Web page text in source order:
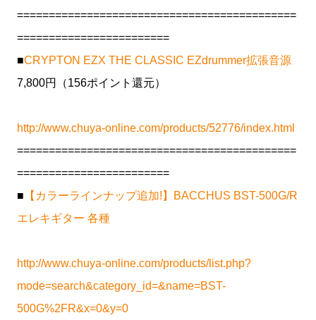
============================================
========================
■CRYPTON EZX THE CLASSIC EZdrummer拡張音源
7,800円（156ポイント還元）
http://www.chuya-online.com/products/52776/index.html
============================================
========================
■ 【カラーラインナップ追加!】BACCHUS BST-500G/R
エレキギター 各種
http://www.chuya-online.com/products/list.php?
mode=search&category_id=&name=BST-
500G%2FR&x=0&y=0